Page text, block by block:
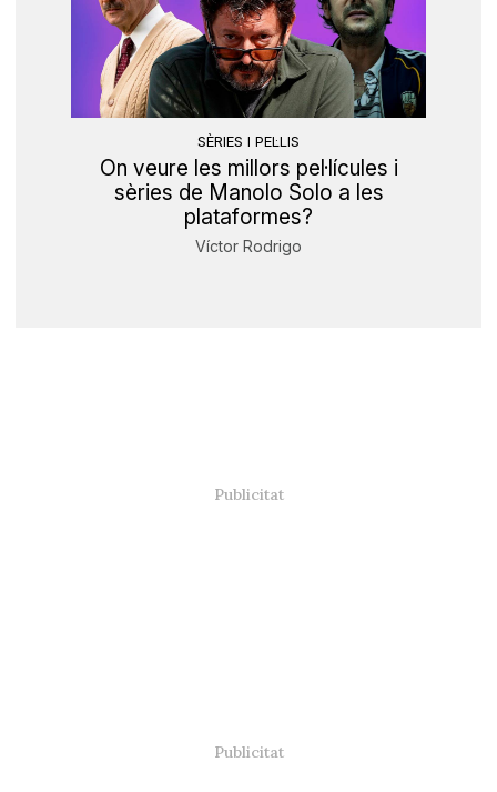
SÈRIES I PEL·LIS
On veure les millors pel·lícules i
sèries de Manolo Solo a les
plataformes?
Víctor Rodrigo